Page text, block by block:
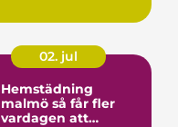
belysning...
02. jul
Hemstädning
malmö så får fler
vardagen att